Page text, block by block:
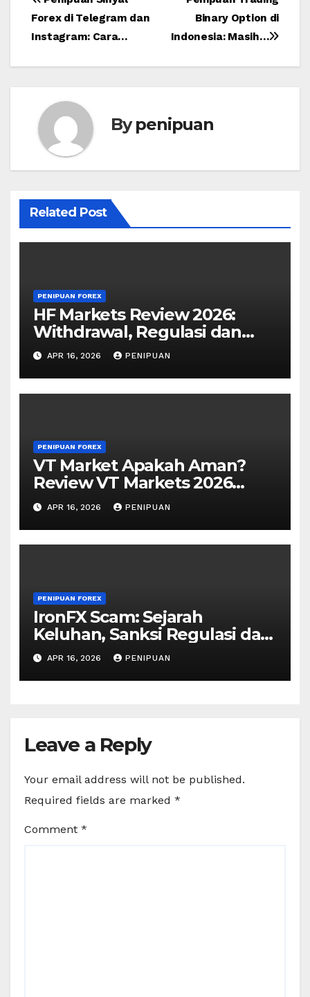
navigation
Binary Option di
Indonesia: Masih…
Forex di Telegram dan
Instagram: Cara…
Bypenipuan
Related Post
PENIPUAN FOREX
HF Markets Review 2026:
Withdrawal, Regulasi dan
Keamanan untuk Trader
Indonesia
APR 16, 2026 PENIPUAN
PENIPUAN FOREX
VT Market Apakah Aman?
Review VT Markets 2026
untuk Trader Indonesia
APR 16, 2026 PENIPUAN
PENIPUAN FOREX
IronFX Scam: Sejarah
Keluhan, Sanksi Regulasi dan
Peringatan 2026
APR 16, 2026 PENIPUAN
Leave a Reply
Your email address will not be published.
Required fields are marked *
Comment *